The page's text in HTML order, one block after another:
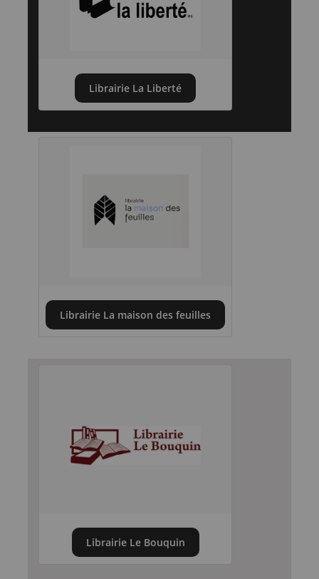
Librairie La Liberté
Librairie La maison des feuilles
Librairie Le Bouquin